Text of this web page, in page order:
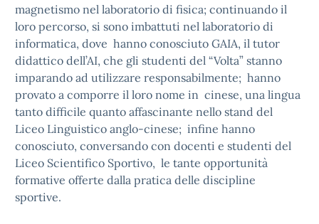
magnetismo nel laboratorio di fisica; continuando il
loro percorso, si sono imbattuti nel laboratorio di
informatica, dove hanno conosciuto GAIA, il tutor
didattico dell’AI, che gli studenti del “Volta” stanno
imparando ad utilizzare responsabilmente; hanno
provato a comporre il loro nome in cinese, una lingua
tanto difficile quanto affascinante nello stand del
Liceo Linguistico anglo-cinese; infine hanno
conosciuto, conversando con docenti e studenti del
Liceo Scientifico Sportivo, le tante opportunità
formative offerte dalla pratica delle discipline
sportive.